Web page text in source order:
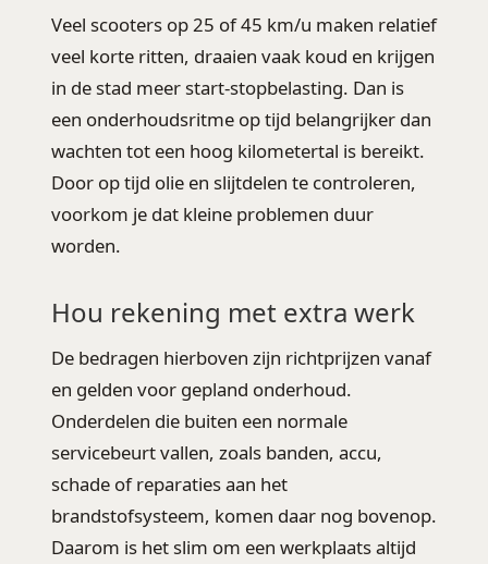
Veel scooters op 25 of 45 km/u maken relatief
veel korte ritten, draaien vaak koud en krijgen
in de stad meer start-stopbelasting. Dan is
een onderhoudsritme op tijd belangrijker dan
wachten tot een hoog kilometertal is bereikt.
Door op tijd olie en slijtdelen te controleren,
voorkom je dat kleine problemen duur
worden.
Hou rekening met extra werk
De bedragen hierboven zijn richtprijzen vanaf
en gelden voor gepland onderhoud.
Onderdelen die buiten een normale
servicebeurt vallen, zoals banden, accu,
schade of reparaties aan het
brandstofsysteem, komen daar nog bovenop.
Daarom is het slim om een werkplaats altijd